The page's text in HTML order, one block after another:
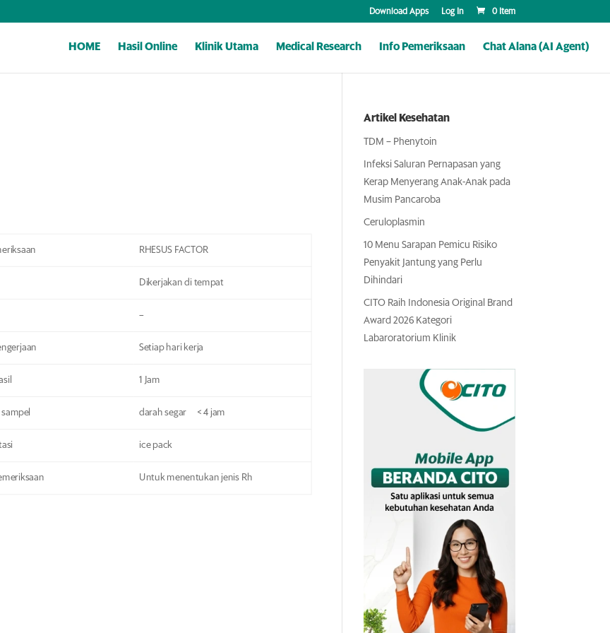
Download Apps Log In 0 Item
HOME Hasil Online Klinik Utama Medical Research Info Pemeriksaan Chat Alana (AI Agent)
RHESUS FACTOR
Dikerjakan di tempat
–
Setiap hari kerja
1 Jam
darah segar < 4 jam
ice pack
Untuk menentukan jenis Rh
Artikel Kesehatan
TDM – Phenytoin
Infeksi Saluran Pernapasan yang
Kerap Menyerang Anak-Anak pada
Musim Pancaroba
Ceruloplasmin
10 Menu Sarapan Pemicu Risiko
Penyakit Jantung yang Perlu
Dihindari
CITO Raih Indonesia Original Brand
Award 2026 Kategori
Labaroratorium Klinik